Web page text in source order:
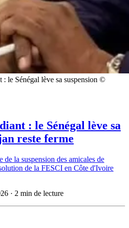
: le Sénégal lève sa suspension ©
: le Sénégal lève sa
reste ferme
de la suspension des amicales de
de la FESCI en Côte d'Ivoire
· 2 min de lecture